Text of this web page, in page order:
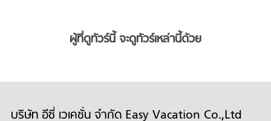
ผู้ที่ดูทัวร์นี้ จะดูทัวร์เหล่านี้ด้วย
บริษัท อีซี่ เวเคชั่น จำกัด Easy Vacation Co.,Ltd